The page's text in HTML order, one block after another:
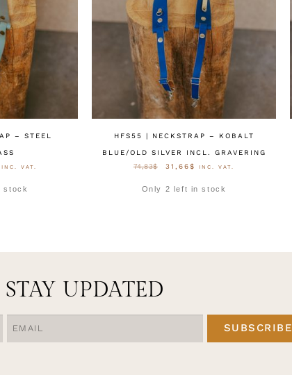
– STEEL
INC. VAT.
stock
HFS55 | NECKSTRAP – KOBALT
BLUE/OLD SILVER INCL. GRAVERING
74,83$ 31,66$ INC. VAT.
Only 2 left in stock
STAY UPDATED
SUBSCRIBE